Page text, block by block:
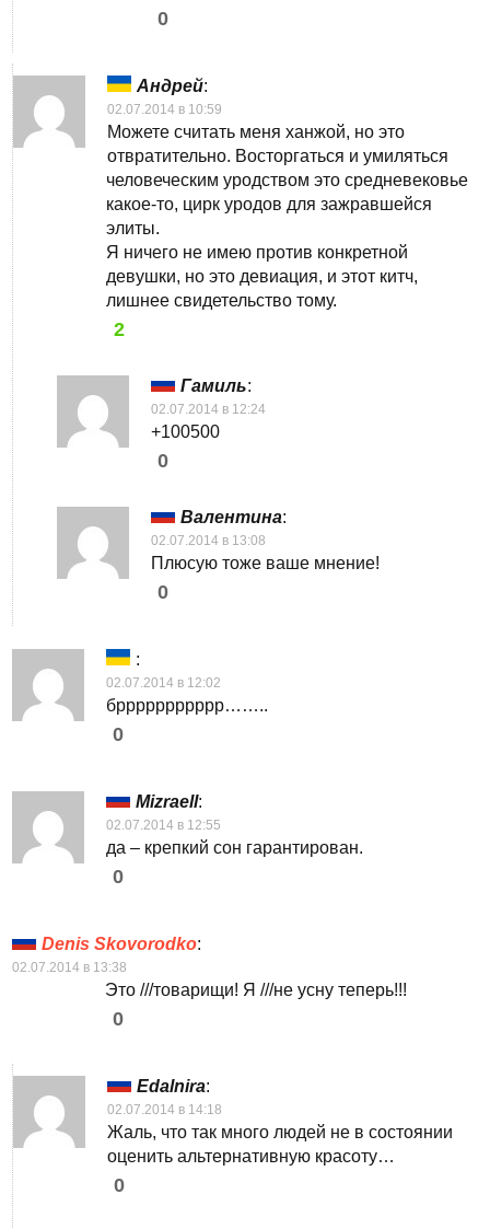
0
Андрей:
02.07.2014 в 10:59
Можете считать меня ханжой, но это
отвратительно. Восторгаться и умиляться
человеческим уродством это средневековье
какое-то, цирк уродов для зажравшейся
элиты.
Я ничего не имею против конкретной
девушки, но это девиация, и этот китч,
лишнее свидетельство тому.
2
Гамиль:
02.07.2014 в 12:24
+100500
0
Валентина:
02.07.2014 в 13:08
Плюсую тоже ваше мнение!
0
:
02.07.2014 в 12:02
бррррррррррр……..
0
Mizraell:
02.07.2014 в 12:55
да – крепкий сон гарантирован.
0
Denis Skovorodko:
02.07.2014 в 13:38
Это ///товарищи! Я ///не усну теперь!!!
0
Edalnira:
02.07.2014 в 14:18
Жаль, что так много людей не в состоянии
оценить альтернативную красоту…
0